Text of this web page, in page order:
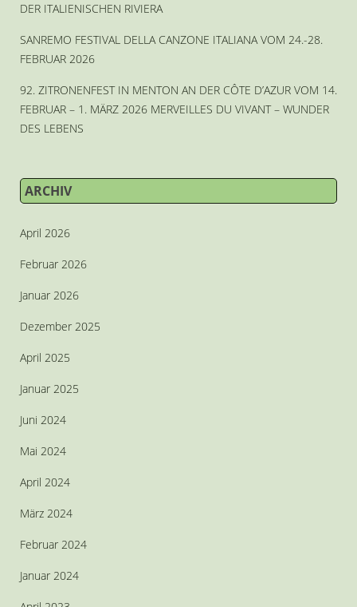
DER ITALIENISCHEN RIVIERA
SANREMO FESTIVAL DELLA CANZONE ITALIANA VOM 24.-28.
FEBRUAR 2026
92. ZITRONENFEST IN MENTON AN DER CÔTE D’AZUR VOM 14.
FEBRUAR – 1. MÄRZ 2026 MERVEILLES DU VIVANT – WUNDER
DES LEBENS
ARCHIV
April 2026
Februar 2026
Januar 2026
Dezember 2025
April 2025
Januar 2025
Juni 2024
Mai 2024
April 2024
März 2024
Februar 2024
Januar 2024